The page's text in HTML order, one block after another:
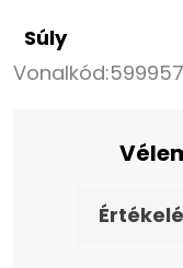
Súly
Vonalkód: